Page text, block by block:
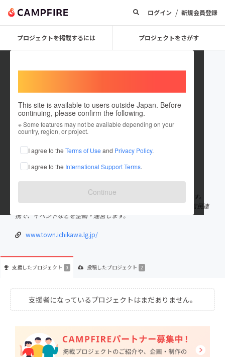
ログイン / 新規会員登録
プロジェクトを掲載するには プロジェクトをさがす
This site is available to users outside Japan. Before
continuing, please confirm the following.
※ Some features may not be available depending on your
country, region, or project.
I agree to the Terms of Use and Privacy Policy.
I agree to the International Support Terms.
Continue
いちかわOWALIVE
これまでに2件のプロジェクトを投稿しています
在住国：日本 現在地：兵庫県
出身国：日本 出身地：兵庫県
こんにちは。 兵庫県市川町の「いちかわOWALIVE実行委員会」です。
（事務局：市川町地域振興課内） 笑いの力で町おこしをすべく、官民連
携で、イベントなどを企画・運営します。
www.town.ichikawa.lg.jp/
支援したプロジェクト 0 投稿したプロジェクト 2
支援者になっているプロジェクトはまだありません。